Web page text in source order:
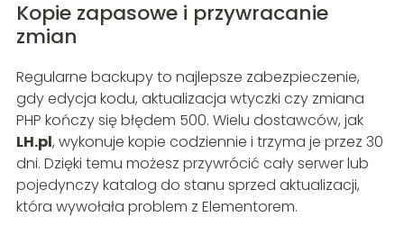
Kopie zapasowe i przywracanie
zmian
Regularne backupy to najlepsze zabezpieczenie,
gdy edycja kodu, aktualizacja wtyczki czy zmiana
PHP kończy się błędem 500. Wielu dostawców, jak
LH.pl, wykonuje kopie codziennie i trzyma je przez 30
dni. Dzięki temu możesz przywrócić cały serwer lub
pojedynczy katalog do stanu sprzed aktualizacji,
która wywołała problem z Elementorem.